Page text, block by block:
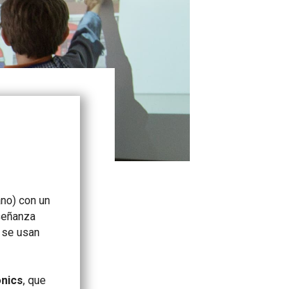
con un
usan
, que